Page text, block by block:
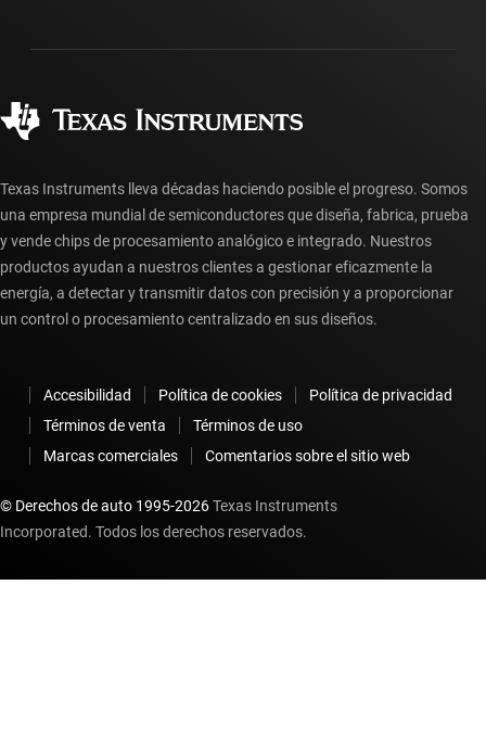
Fabricación
Preguntas frecuentes sobre la cuenta myTI
Preguntas frecuentes sobre pedidos
Texas Instruments lleva décadas haciendo posible el progreso. Somos
una empresa mundial de semiconductores que diseña, fabrica, prueba
y vende chips de procesamiento analógico e integrado. Nuestros
productos ayudan a nuestros clientes a gestionar eficazmente la
energía, a detectar y transmitir datos con precisión y a proporcionar
un control o procesamiento centralizado en sus diseños.
Accesibilidad Política de cookies
Política de privacidad
Términos de venta
Términos de uso
Marcas comerciales
Comentarios sobre el sitio web
© Derechos de auto 1995-2026Texas Instruments
Incorporated. Todos los derechos reservados.